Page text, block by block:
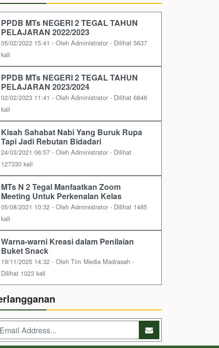
PPDB MTs NEGERI 2 TEGAL TAHUN
PELAJARAN 2022/2023
05/02/2022 15:41 - Oleh Administrator - Dilihat 5637
kali
PPDB MTs NEGERI 2 TEGAL TAHUN
PELAJARAN 2023/2024
02/02/2023 11:41 - Oleh Administrator - Dilihat 6846
kali
Kisah Sahabat Nabi Yang Buruk Rupa
Tapi Jadi Rebutan Bidadari
24/03/2021 06:57 - Oleh Administrator - Dilihat
127330 kali
MTs N 2 Tegal Manfaatkan Zoom
Meeting Untuk Perkenalan Kelas
05/08/2021 10:32 - Oleh Administrator - Dilihat 1485
kali
Warna-warni Kreasi dalam Penilaian
Buket Snack
19/11/2025 14:32 - Oleh Tim Media Madrasah -
Dilihat 1023 kali